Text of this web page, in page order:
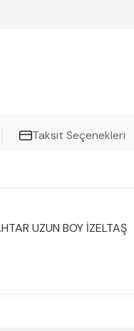
Taksit Seçenekleri
UZUN BOY İZELTAŞ